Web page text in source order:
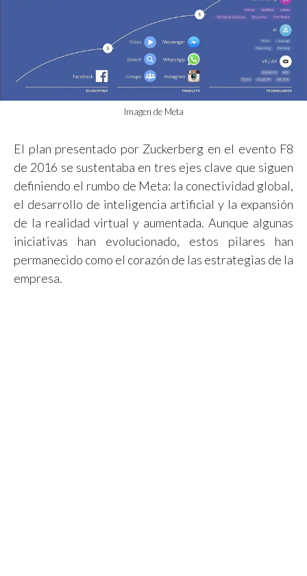
Imagen de Meta
El plan presentado por Zuckerberg en el evento F8
de 2016 se sustentaba en tres ejes clave que siguen
definiendo el rumbo de Meta: la conectividad global,
el desarrollo de inteligencia artificial y la expansión
de la realidad virtual y aumentada. Aunque algunas
iniciativas han evolucionado, estos pilares han
permanecido como el corazón de las estrategias de la
empresa.